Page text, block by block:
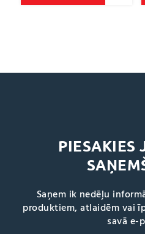
PIESAKIES
Saņem ik nedēļu
produktiem, atlaidēm vai
savā e-